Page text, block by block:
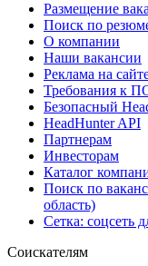
Размещение
Поиск по
О компании
Наши вакансии
Реклама на
Требования к
Безопасный
HeadHunter API
Партнерам
Инвесторам
Каталог
Поиск по
область)
Сетка: соцсеть
Соискателям